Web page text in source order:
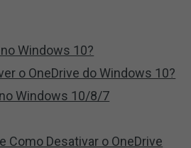
Windows 10?
o OneDrive do Windows 10?
Windows 10/8/7
Como Desativar o OneDrive